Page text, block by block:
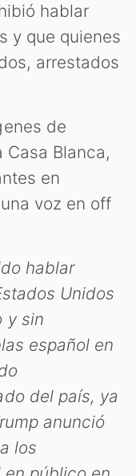
hablar
y que quienes
arrestados
de
Casa Blanca,
en
voz en off
hablar
Unidos
y sin
español en
del país, ya
anunció
los